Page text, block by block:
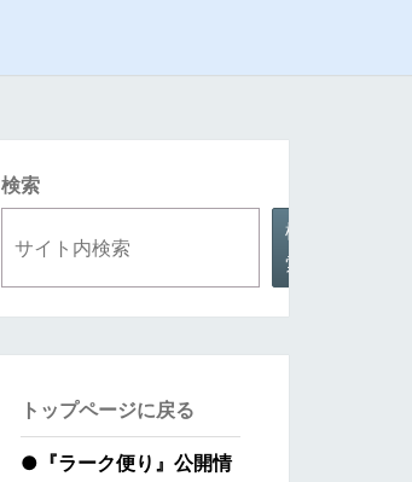
検索
検
索
トップページに戻る
● 『ラーク便り』公開情